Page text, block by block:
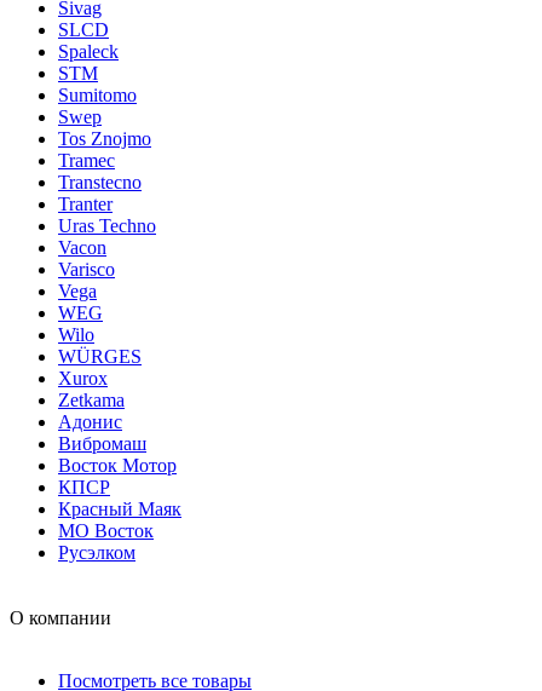
Sivag
SLCD
Spaleck
STM
Sumitomo
Swep
Tos Znojmo
Tramec
Transtecno
Tranter
Uras Techno
Vacon
Varisco
Vega
WEG
Wilo
WÜRGES
Xurox
Zetkama
Адонис
Вибромаш
Восток Мотор
КПСР
Красный Маяк
МО Восток
Русэлком
О компании
Посмотреть все товары